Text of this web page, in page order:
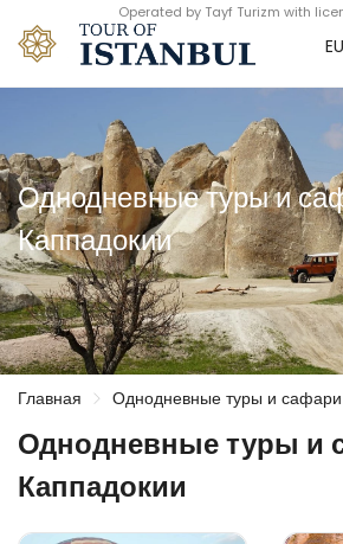
Operated by Tayf Turizm with
Однодневные туры и
Каппадокии
Главная Однодневные туры и сафари
Однодневные туры и
Каппадокии